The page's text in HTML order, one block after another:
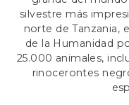
silvestre más
norte de Tanzania,
de la Humanidad
25.000 animales,
rinocerontes